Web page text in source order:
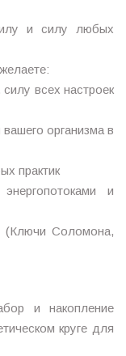
и силу любых
всех настроек
организма в
практик
и
(Ключи Соломона,
и накопление
круге для